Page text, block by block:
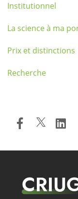
Institutionnel
La science à ma
Prix et distinctions
Recherche